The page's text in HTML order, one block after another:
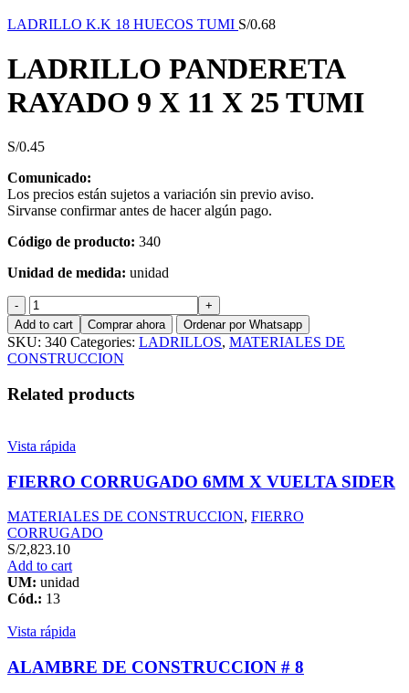
LADRILLO K.K 18 HUECOS TUMI S/0.68
LADRILLO PANDERETA
RAYADO 9 X 11 X 25 TUMI
S/0.45
Comunicado:
Los precios están sujetos a variación sin previo aviso.
Sirvanse confirmar antes de hacer algún pago.
Código de producto: 340
Unidad de medida: unidad
LADRILLO
PANDERETA
RAYADO
9
X
11
X
quantity
Add to cart Comprar ahora Ordenar por Whatsapp
SKU: 340 Categories: LADRILLOS, MATERIALES DE
CONSTRUCCION
Related products
Vista rápida
FIERRO CORRUGADO 6MM X VUELTA SIDER
MATERIALES DE CONSTRUCCION, FIERRO
CORRUGADO
S/2,823.10
Add to cart
UM: unidad
Cód.: 13
Vista rápida
ALAMBRE DE CONSTRUCCION # 8